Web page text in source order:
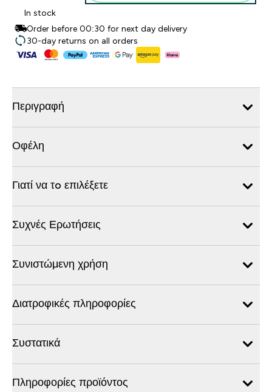
In stock
Order before 00:30 for next day delivery
30-day returns on all orders
Περιγραφή
Οφέλη
Γιατί να τo επιλέξετε
Συχνές Ερωτήσεις
Συνιστώμενη χρήση
Διατροφικές πληροφορίες
Συστατικά
Πληροφορίες προϊόντος